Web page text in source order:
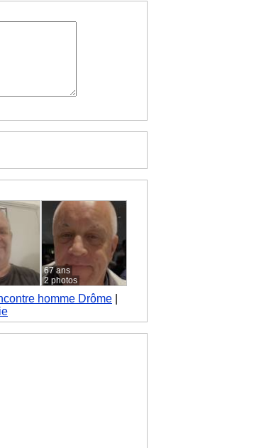
67 ans
2 photos
homme Drôme